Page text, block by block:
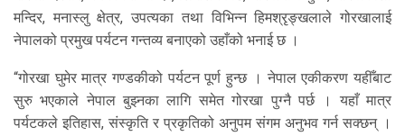
मन्दिर, मनास्लु क्षेत्र, उपत्यका तथा विभिन्न हिमश्रृङ्खलाले गोरखालाई
नेपालको प्रमुख पर्यटन गन्तव्य बनाएको उहाँको भनाई छ ।
“गोरखा घुमेर मात्र गण्डकीको पर्यटन पूर्ण हुन्छ । नेपाल एकीकरण यहीँबाट
सुरु भएकाले नेपाल बुझ्नका लागि समेत गोरखा पुग्नै पर्छ । यहाँ मात्र
पर्यटकले इतिहास, संस्कृति र प्रकृतिको अनुपम संगम अनुभव गर्न सक्छन् ।